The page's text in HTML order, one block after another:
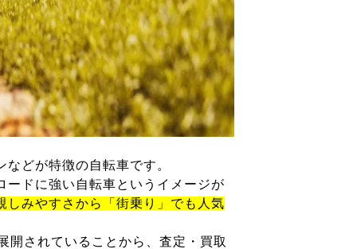
どが特徴の自転車です。
ードに強い自転車というイメージが
しみやすさから「街乗り」でも人気
開されていることから、査定・買取